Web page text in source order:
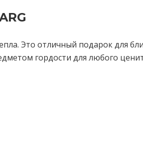
Это отличный подарок для
гордости для любого